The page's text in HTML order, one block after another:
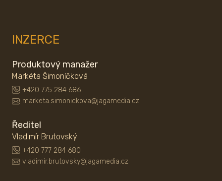
INZERCE
Produktový manažer
Markéta Šimoníčková
+420 775 284 686
marketa.simonickova@jagamedia.cz
Ředitel
Vladimír Brutovský
+420 777 284 680
vladimir.brutovsky@jagamedia.cz